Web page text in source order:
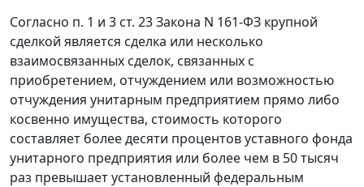
Согласно п. 1 и 3 ст. 23Закона N 161-ФЗ крупной
сделкой является сделка или несколько
взаимосвязанных сделок, связанных с
приобретением, отчуждением или возможностью
отчуждения унитарным предприятием прямо либо
косвенно имущества, стоимость которого
составляет более десяти процентов уставного фонда
унитарного предприятия или более чем в 50 тысяч
раз превышает установленный федеральным